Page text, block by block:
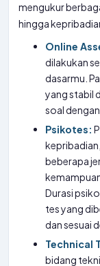
mengukur
hingga
Online
dilakukan
dasarmu.
yang stabil
soal
Psikotes:
beberapa
Durasi
tes yang
dan sesuai
Technical
bidang